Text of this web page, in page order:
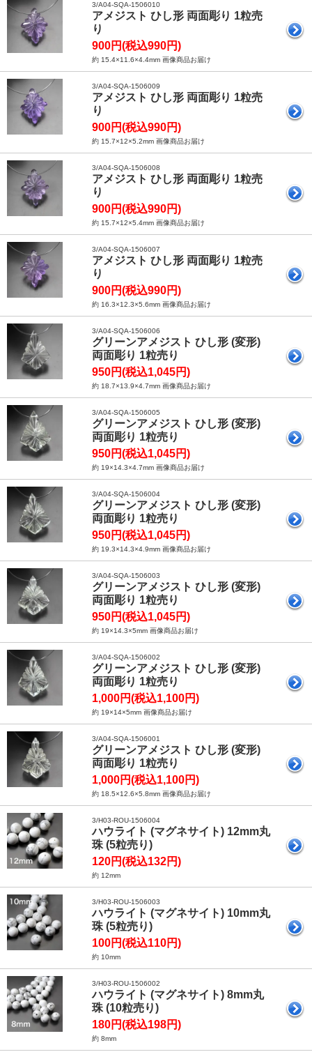
3/A04-SQA-1506010
アメジスト ひし形 両面彫り 1粒売
り
900円(税込990円)
約 15.4×11.6×4.4mm 画像商品お届け
3/A04-SQA-1506009
アメジスト ひし形 両面彫り 1粒売
り
900円(税込990円)
約 15.7×12×5.2mm 画像商品お届け
3/A04-SQA-1506008
アメジスト ひし形 両面彫り 1粒売
り
900円(税込990円)
約 15.7×12×5.4mm 画像商品お届け
3/A04-SQA-1506007
アメジスト ひし形 両面彫り 1粒売
り
900円(税込990円)
約 16.3×12.3×5.6mm 画像商品お届け
3/A04-SQA-1506006
グリーンアメジスト ひし形 (変形)
両面彫り 1粒売り
950円(税込1,045円)
約 18.7×13.9×4.7mm 画像商品お届け
3/A04-SQA-1506005
グリーンアメジスト ひし形 (変形)
両面彫り 1粒売り
950円(税込1,045円)
約 19×14.3×4.7mm 画像商品お届け
3/A04-SQA-1506004
グリーンアメジスト ひし形 (変形)
両面彫り 1粒売り
950円(税込1,045円)
約 19.3×14.3×4.9mm 画像商品お届け
3/A04-SQA-1506003
グリーンアメジスト ひし形 (変形)
両面彫り 1粒売り
950円(税込1,045円)
約 19×14.3×5mm 画像商品お届け
3/A04-SQA-1506002
グリーンアメジスト ひし形 (変形)
両面彫り 1粒売り
1,000円(税込1,100円)
約 19×14×5mm 画像商品お届け
3/A04-SQA-1506001
グリーンアメジスト ひし形 (変形)
両面彫り 1粒売り
1,000円(税込1,100円)
約 18.5×12.6×5.8mm 画像商品お届け
3/H03-ROU-1506004
ハウライト (マグネサイト) 12mm丸
珠 (5粒売り)
120円(税込132円)
約 12mm
3/H03-ROU-1506003
ハウライト (マグネサイト) 10mm丸
珠 (5粒売り)
100円(税込110円)
約 10mm
3/H03-ROU-1506002
ハウライト (マグネサイト) 8mm丸
珠 (10粒売り)
180円(税込198円)
約 8mm